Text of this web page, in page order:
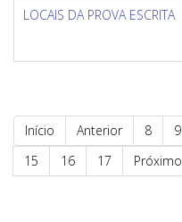
LOCAIS DA PROVA ESCRITA
Início Anterior 8 9
15
16 17 Próximo